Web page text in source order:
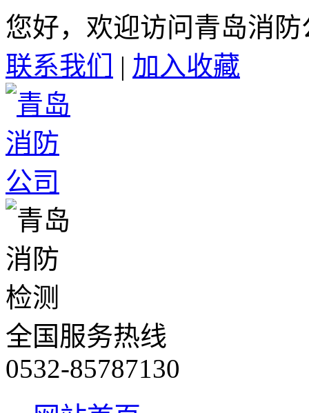
您好，欢迎访问青岛消
联系我们
| 加入收藏
全国服务热线
0532-85787130